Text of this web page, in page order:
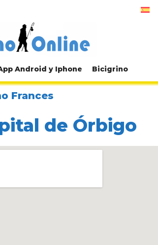
Android y Iphone Bicigrino
Frances
de Órbigo